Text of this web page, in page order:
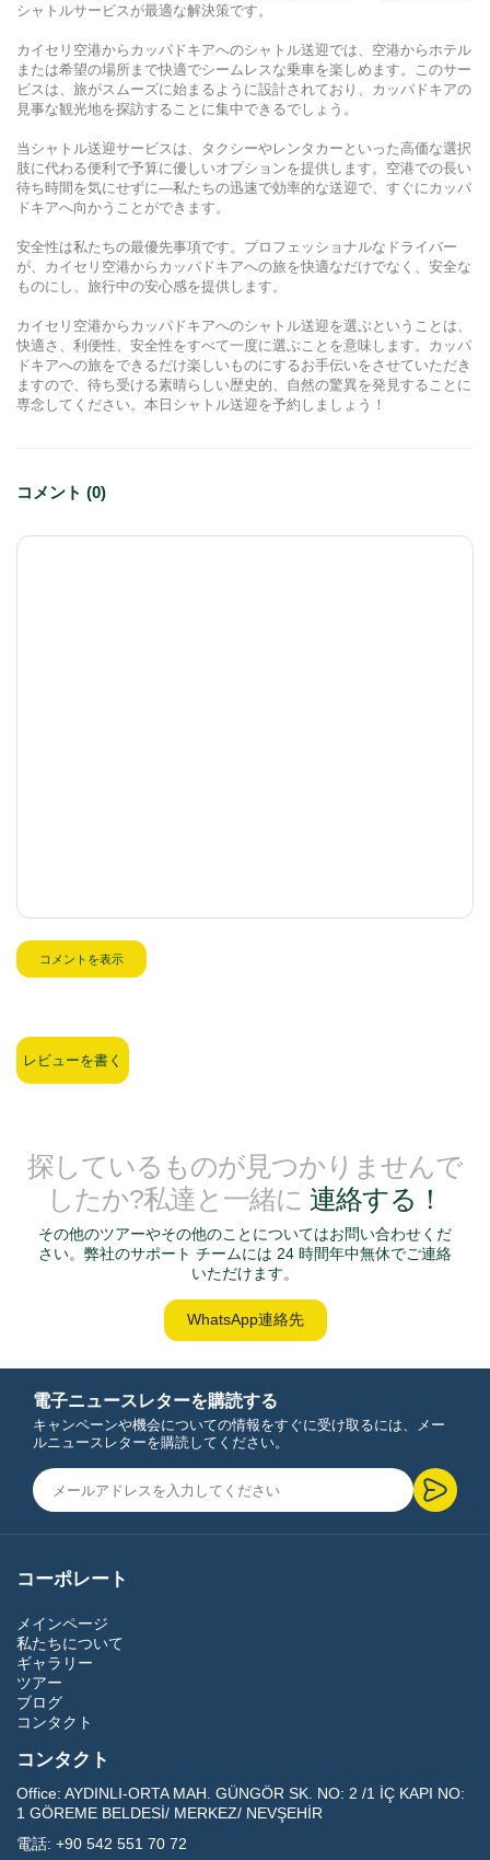
シャトルサービスが最適な解決策です。
カイセリ空港からカッパドキアへのシャトル送迎では、空港からホテル
または希望の場所まで快適でシームレスな乗車を楽しめます。このサー
ビスは、旅がスムーズに始まるように設計されており、カッパドキアの
見事な観光地を探訪することに集中できるでしょう。
当シャトル送迎サービスは、タクシーやレンタカーといった高価な選択
肢に代わる便利で予算に優しいオプションを提供します。空港での長い
待ち時間を気にせずに—私たちの迅速で効率的な送迎で、すぐにカッパ
ドキアへ向かうことができます。
安全性は私たちの最優先事項です。プロフェッショナルなドライバー
が、カイセリ空港からカッパドキアへの旅を快適なだけでなく、安全な
ものにし、旅行中の安心感を提供します。
カイセリ空港からカッパドキアへのシャトル送迎を選ぶということは、
快適さ、利便性、安全性をすべて一度に選ぶことを意味します。カッパ
ドキアへの旅をできるだけ楽しいものにするお手伝いをさせていただき
ますので、待ち受ける素晴らしい歴史的、自然の驚異を発見することに
専念してください。本日シャトル送迎を予約しましょう！
コメント (0)
コメントを表示
レビューを書く
探しているものが見つかりませんで
したか?私達と一緒に 連絡する！
その他のツアーやその他のことについてはお問い合わせくだ
さい。弊社のサポート チームには 24 時間年中無休でご連絡
いただけます。
WhatsApp連絡先
電子ニュースレターを購読する
キャンペーンや機会についての情報をすぐに受け取るには、メー
ルニュースレターを購読してください。
コーポレート
メインページ
私たちについて
ギャラリー
ツアー
ブログ
コンタクト
コンタクト
Office: AYDINLI-ORTA MAH. GÜNGÖR SK. NO: 2 /1 İÇ KAPI NO:
1 GÖREME BELDESİ/ MERKEZ/ NEVŞEHİR
電話: +90 542 551 70 72